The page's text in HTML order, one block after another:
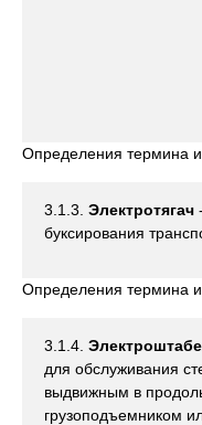
Определения термина
3.1.3. Электротягач
буксирования
Определения термина
3.1.4.
для обслуживания
выдвижным в
грузоподъемником